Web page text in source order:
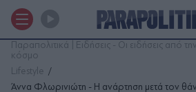
Παραπολιτικά | Ειδήσεις - Οι ειδήσεις από
κόσμο
Lifestyle
Άννα Φλωρινιώτη - Η ανάρτηση μετά τον